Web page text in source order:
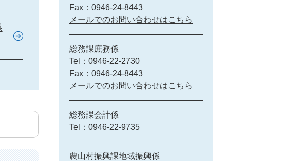
Fax：0946-24-8443
メールでのお問い合わせはこちら
総務課庶務係
Tel：0946-22-2730
Fax：0946-24-8443
メールでのお問い合わせはこちら
総務課会計係
Tel：0946-22-9735
農山村振興課地域振興係